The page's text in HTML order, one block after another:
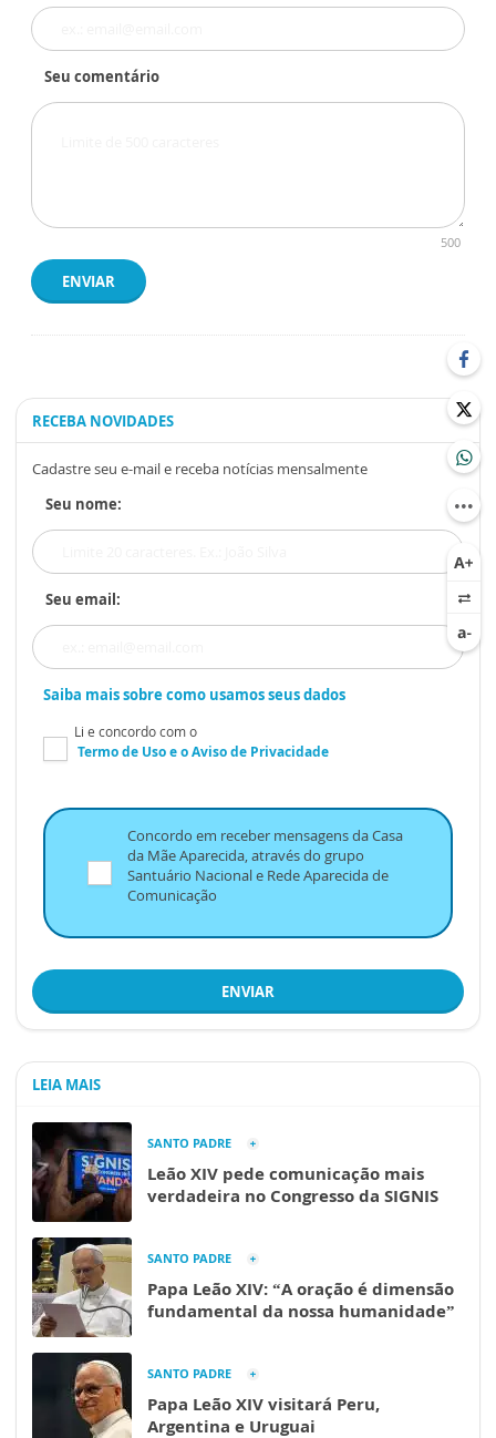
Seu comentário
500
ENVIAR
RECEBA NOVIDADES
Cadastre seu e-mail e receba notícias mensalmente
Seu nome:
Seu email:
Saiba mais sobre como usamos seus dados
Li e concordo com o
Termo de Usoe oAviso de Privacidade
Concordo em receber mensagens da Casa
da Mãe Aparecida, através do grupo
Santuário Nacional e Rede Aparecida de
Comunicação
ENVIAR
LEIA MAIS
SANTO PADRE
Leão XIV pede comunicação mais
verdadeira no Congresso da SIGNIS
SANTO PADRE
Papa Leão XIV: “A oração é dimensão
fundamental da nossa humanidade”
SANTO PADRE
Papa Leão XIV visitará Peru,
Argentina e Uruguai